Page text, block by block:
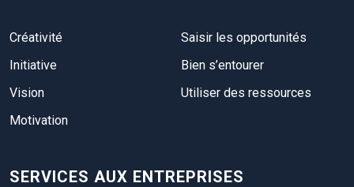
Créativité
Initiative
Vision
Motivation
Saisir les opportunités
Bien s’entourer
Utiliser des ressources
SERVICES AUX ENTREPRISES